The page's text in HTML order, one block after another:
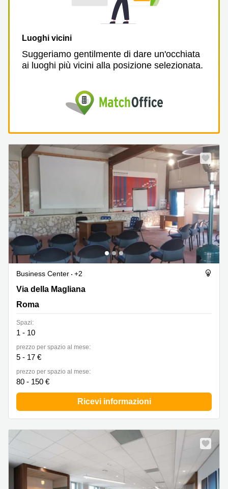
Luoghi vicini
Suggeriamo gentilmente di dare un'occhiata
ai luoghi più vicini alla posizione selezionata.
Business Center
+2
Via della Magliana 1066, Roma
Via della Magliana
Roma
Spazi:
1 - 10
prezzo per spazio al mese:
5 - 17 €
prezzo per spazio al mese:
80 - 150 €
Ricevi informazioni